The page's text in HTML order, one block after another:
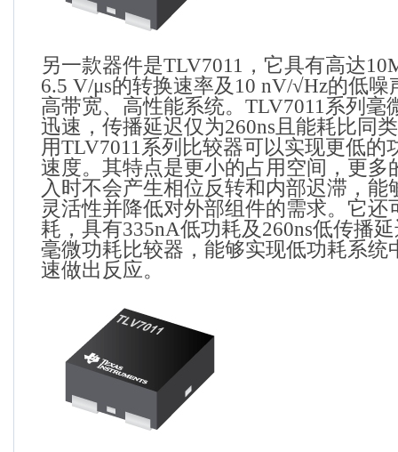
另一款器件是TLV7011 ，它具有高达
6.5 V/μs的转换速率及 10 nV/√Hz的低噪
高带宽、高性能系统。 TLV7011 系列毫
迅速，传播延迟仅为260ns 且能耗比同
用TLV7011 系列比较器可以实现更低的
速度。其特点是更小的占用空间，更多
入时不会产生相位反转和内部迟滞，能
灵活性并降低对外部组件的需求。它还
耗，具有335nA低功耗及 260ns低传播
毫微功耗比较器，能够实现低功耗系统
速做出反应。